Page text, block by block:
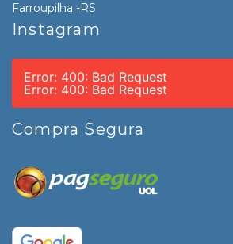
Farroupilha -RS
Instagram
Error: 400: Bad Request
Error: 400: Bad Request
Compra Segura